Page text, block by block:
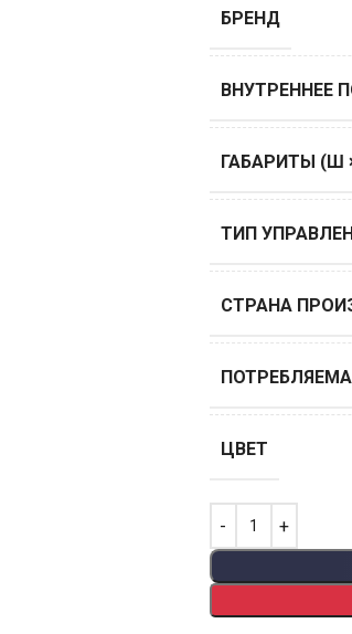
БРЕНД
ВНУТРЕННЕЕ
ГАБАРИТЫ (Ш
ТИП
СТРАНА
ЦВЕТ